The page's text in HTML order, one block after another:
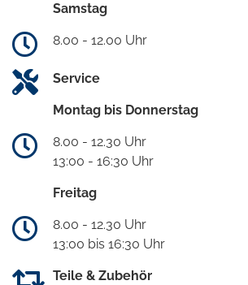
Samstag
8.00 - 12.00 Uhr
Service
Montag bis Donnerstag
8.00 - 12.30 Uhr
13:00 - 16:30 Uhr
Freitag
8.00 - 12.30 Uhr
13:00 bis 16:30 Uhr
Teile & Zubehör